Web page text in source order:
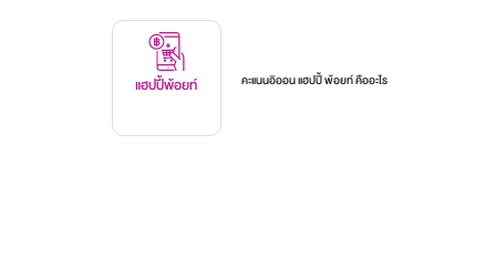
แฮปปี้พ้อยท์ คะแนนอิออน แฮปปี้ พ้อยท์ คืออะไร